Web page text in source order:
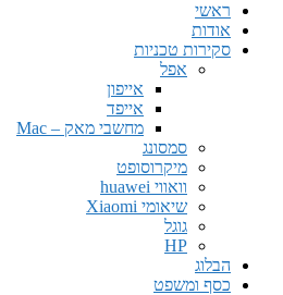
ראשי
אודות
סקירות טכניות
אפל
אייפון
אייפד
מחשבי מאק – Mac
סמסונג
מיקרוסופט
וואווי huawei
שיאומי Xiaomi
גוגל
HP
הבלוג
כסף ומשפט